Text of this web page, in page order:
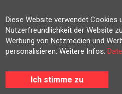
© NETZMEDIEN AG 2026
Impressum
AGB
Datenschutzerklärung
Diese Website verwendet Cookies
Nutzerfreundlichkeit der Website
Werbung von Netzmedien und
personalisieren. Weitere Infos:
Ich stimme zu